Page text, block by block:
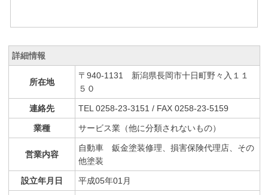
詳細情報
所在地
〒940-1131 新潟県長岡市十日町野々入１１
５０
連絡先 TEL 0258-23-3151 / FAX 0258-23-5159
業種 サービス業（他に分類されないもの）
営業内容
自動車 鈑金塗装修理、損害保険代理店、その
他塗装
設立年月日 平成05年01月